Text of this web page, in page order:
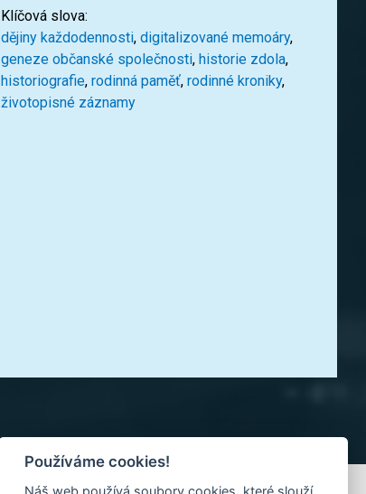
Klíčová slova:
dějiny každodennosti, digitalizované memoáry,
geneze občanské společnosti, historie zdola,
historiografie, rodinná paměť, rodinné kroniky,
životopisné záznamy
Používáme cookies!
Náš web používá soubory cookies, které slouží